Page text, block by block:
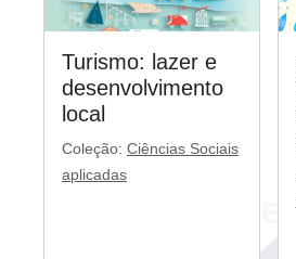
Turismo: lazer e
desenvolvimento
local
Coleção: Ciências Sociais
aplicadas